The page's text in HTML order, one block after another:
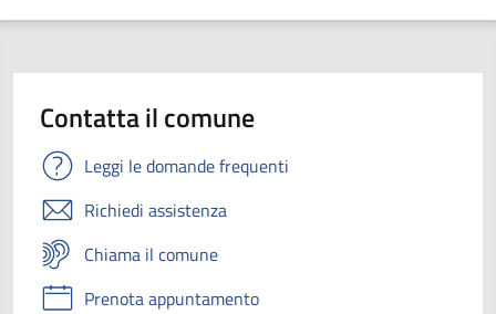
Contatta il comune
Leggi le domande frequenti
Richiedi assistenza
Chiama il comune
Prenota appuntamento